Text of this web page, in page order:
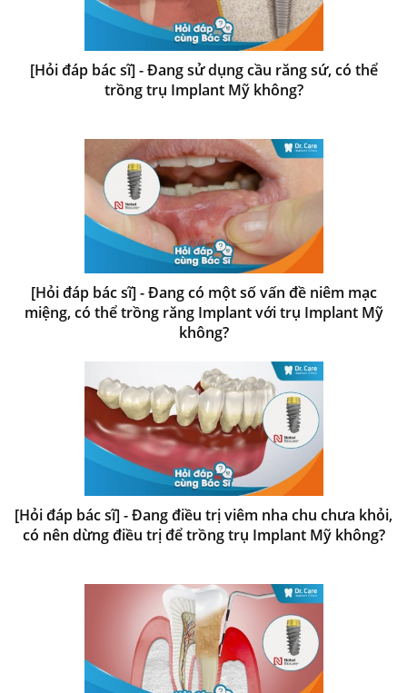
[Hỏi đáp bác sĩ] - Đang sử dụng cầu răng sứ, có thể
trồng trụ Implant Mỹ không?
[Hỏi đáp bác sĩ] - Đang có một số vấn đề niêm mạc
miệng, có thể trồng răng Implant với trụ Implant Mỹ
không?
[Hỏi đáp bác sĩ] - Đang điều trị viêm nha chu chưa khỏi,
có nên dừng điều trị để trồng trụ Implant Mỹ không?